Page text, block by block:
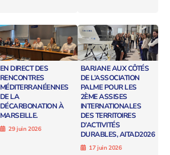
EN DIRECT DES
RENCONTRES
MÉDITERRANÉENNES
DE LA
DÉCARBONATION À
MARSEILLE.
29 juin 2026
BARJANE AUX CÔTÉS
DE L’ASSOCIATION
PALME POUR LES
2ÈME ASSISES
INTERNATIONALES
DES TERRITOIRES
D’ACTIVITÉS
DURABLES, AITAD2026
17 juin 2026